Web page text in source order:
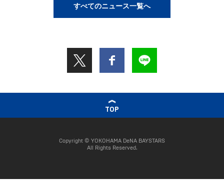
すべてのニュース一覧へ
TOP
Copyright © YOKOHAMA DeNA BAYSTARS
All Rights Reserved.